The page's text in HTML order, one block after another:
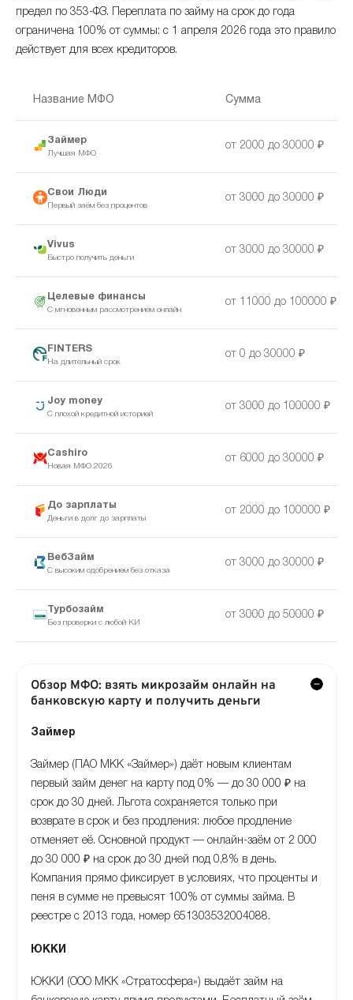
предел по 353-ФЗ. Переплата по займу на срок до года
ограничена 100% от суммы: с 1 апреля 2026 года это правило
действует для всех кредиторов.
Название МФО Сумма
Займер
Лучшая МФО
от 2000 до 30000 ₽
Свои Люди
Первый заём без процентов
от 3000 до 30000 ₽
Vivus
Быстро получить деньги
от 3000 до 30000 ₽
Целевые финансы
С мгновенным рассмотрением онлайн
от 11000 до 100000 ₽
FINTERS
На длительный срок
от 0 до 30000 ₽
Joy money
С плохой кредитной историей
от 3000 до 100000 ₽
Cashiro
Новая МФО 2026
от 6000 до 30000 ₽
До зарплаты
Деньги в долг до зарплаты
от 2000 до 100000 ₽
ВебЗайм
С высоким одобрением без отказа
от 3000 до 30000 ₽
Турбозайм
Без проверки с любой КИ
от 3000 до 50000 ₽
Обзор МФО: взять микрозайм онлайн на
банковскую карту и получить деньги
Займер
Займер (ПАО МКК «Займер») даёт новым клиентам
первый займ денег на карту под 0% — до 30 000 ₽ на
срок до 30 дней. Льгота сохраняется только при
возврате в срок и без продления: любое продление
отменяет её. Основной продукт — онлайн-заём от 2 000
до 30 000 ₽ на срок до 30 дней под 0,8% в день.
Компания прямо фиксирует в условиях, что проценты и
пеня в сумме не превысят 100% от суммы займа. В
реестре с 2013 года, номер 651303532004088.
ЮККИ
ЮККИ (ООО МКК «Стратосфера») выдаёт займ на